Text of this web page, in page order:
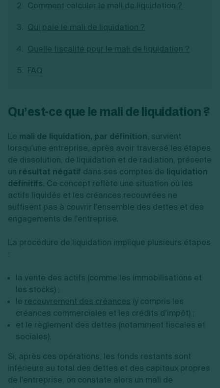
Toutes les modifications
Je souhaite être accompagné
Création de micro-entreprise
Création d'EURL
Création de SARL
Création de SCI
Fermeture d’une entreprise
Création d'entreprise
Comment calculer le mali de liquidation ?
Qui paie le mali de liquidation ?
Quelle fiscalité pour le mali de liquidation ?
FAQ
Qu’est-ce que le mali de liquidation ?
Le mali de liquidation, par définition, survient
lorsqu'une entreprise, après avoir traversé les étapes
de dissolution, de liquidation et de radiation, présente
un résultat négatif dans ses comptes de liquidation
définitifs. Ce concept reflète une situation où les
actifs liquidés et les créances recouvrées ne
suffisent pas à couvrir l'ensemble des dettes et des
engagements de l'entreprise.
La procédure de liquidation implique plusieurs étapes
:
la vente des actifs (comme les immobilisations et
les stocks) ;
le recouvrement des créances (y compris les
créances commerciales et les crédits d’impôt) ;
et le règlement des dettes (notamment fiscales et
sociales).
Si, après ces opérations, les fonds restants sont
inférieurs au total des dettes et des capitaux propres
de l'entreprise, on constate alors un mali de